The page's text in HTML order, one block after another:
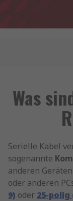
Was
Serielle Kabel
sogenannte
anderen
oder anderen
9) oder 25-polig